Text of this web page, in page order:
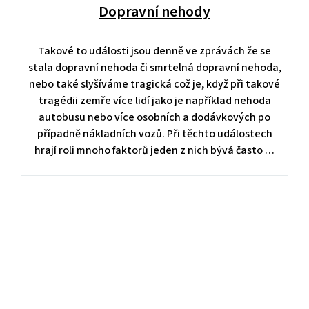
Dopravní nehody
Takové to události jsou denně ve zprávách že se
stala dopravní nehoda či smrtelná dopravní nehoda,
nebo také slyšíváme tragická což je, když při takové
tragédii zemře více lidí jako je například nehoda
autobusu nebo více osobních a dodávkových po
případně nákladních vozů. Při těchto událostech
hrají roli mnoho faktorů jeden z nich bývá často …